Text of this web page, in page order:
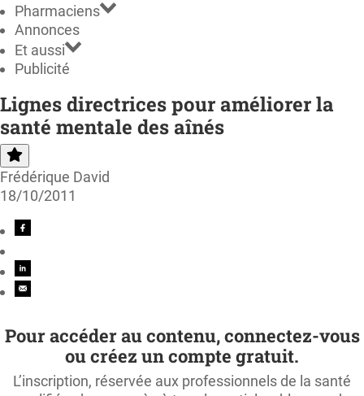
Pharmaciens
Annonces
Et aussi
Publicité
Lignes directrices pour améliorer la
santé mentale des aînés
Frédérique David
18/10/2011
Pour accéder au contenu, connectez-vous
ou créez un compte gratuit.
L’inscription, réservée aux professionnels de la santé